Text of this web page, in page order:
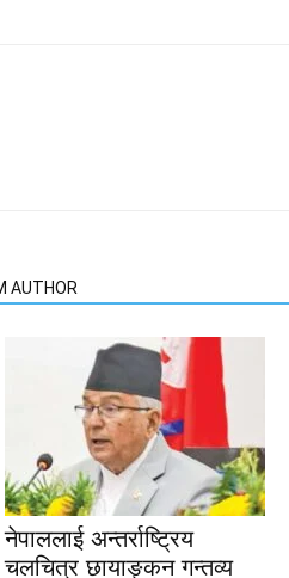
AUTHOR
नेपाललाई अन्तर्राष्ट्रिय
चलचित्र छायाङ्कन गन्तव्य